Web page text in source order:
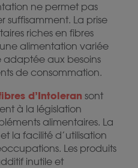
ne permet pas
suffisamment. La prise
riches en fibres
alimentation variée
adaptée aux besoins
de consommation.
d’Intoleran sont
à la législation
alimentaires. La
la facilité d’utilisation
Les produits
inutile et